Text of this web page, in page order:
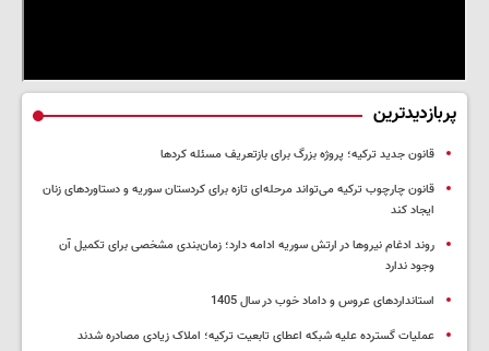
پربازدیدترین
قانون جدید ترکیه؛ پروژه بزرگ‌ برای بازتعریف مسئله کردها
قانون چارچوب ترکیه می‌تواند مرحله‌ای تازه برای کردستان سوریه و دستاوردهای زنان
ایجاد کند
روند ادغام نیروها در ارتش سوریه ادامه دارد؛ زمان‌بندی مشخصی برای تکمیل آن
وجود ندارد
استانداردهای عروس و داماد خوب در سال 1405
عملیات گسترده علیه شبکه اعطای تابعیت ترکیه؛ املاک زیادی مصادره شدند